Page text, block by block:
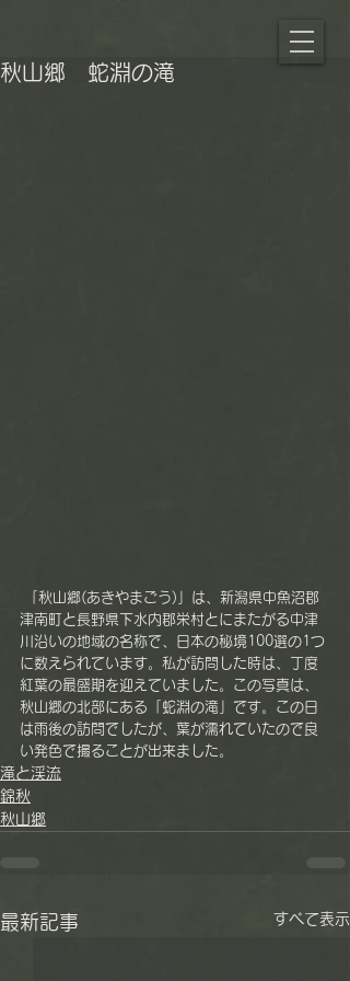
秋山郷 蛇淵の滝
津南町と長野県下水内郡栄村とにまたがる中津
川沿いの地域の名称で、日本の秘境100選の1つ
に数えられています。私が訪問した時は、丁度
紅葉の最盛期を迎えていました。この写真は、
秋山郷の北部にある「蛇淵の滝」です。この日
は雨後の訪問でしたが、葉が濡れていたので良
い発色で撮ることが出来ました。
滝と渓流
錦秋
秋山郷
最新記事 すべて表示